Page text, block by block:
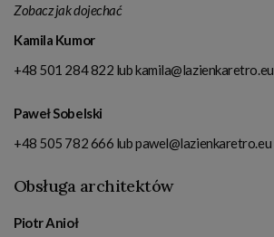
Zobacz jak dojechać
Kamila Kumor
+48 501 284 822 lubkamila@lazienkaretro.eu
Paweł Sobelski
+48 505 782 666 lubpawel@lazienkaretro.eu
Obsługa architektów
Piotr Anioł